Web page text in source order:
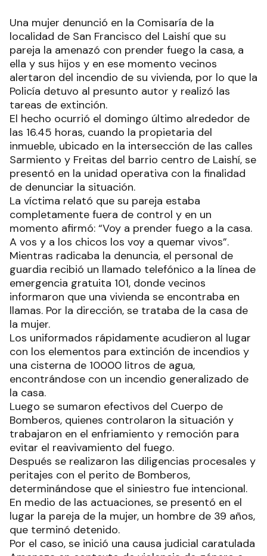
Una mujer denunció en la Comisaría de la
localidad de San Francisco del Laishí que su
pareja la amenazó con prender fuego la casa, a
ella y sus hijos y en ese momento vecinos
alertaron del incendio de su vivienda, por lo que la
Policía detuvo al presunto autor y realizó las
tareas de extinción.
El hecho ocurrió el domingo último alrededor de
las 16.45 horas, cuando la propietaria del
inmueble, ubicado en la intersección de las calles
Sarmiento y Freitas del barrio centro de Laishí, se
presentó en la unidad operativa con la finalidad
de denunciar la situación.
La víctima relató que su pareja estaba
completamente fuera de control y en un
momento afirmó: “Voy a prender fuego a la casa.
A vos y a los chicos los voy a quemar vivos”.
Mientras radicaba la denuncia, el personal de
guardia recibió un llamado telefónico a la línea de
emergencia gratuita 101, donde vecinos
informaron que una vivienda se encontraba en
llamas. Por la dirección, se trataba de la casa de
la mujer.
Los uniformados rápidamente acudieron al lugar
con los elementos para extinción de incendios y
una cisterna de 10000 litros de agua,
encontrándose con un incendio generalizado de
la casa.
Luego se sumaron efectivos del Cuerpo de
Bomberos, quienes controlaron la situación y
trabajaron en el enfriamiento y remoción para
evitar el reavivamiento del fuego.
Después se realizaron las diligencias procesales y
peritajes con el perito de Bomberos,
determinándose que el siniestro fue intencional.
En medio de las actuaciones, se presentó en el
lugar la pareja de la mujer, un hombre de 39 años,
que terminó detenido.
Por el caso, se inició una causa judicial caratulada